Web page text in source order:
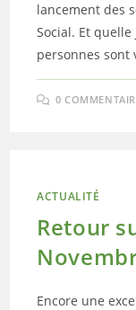
lancement des
Social. Et
personnes sont
0
ACTUALITÉ
Retour
Encore une